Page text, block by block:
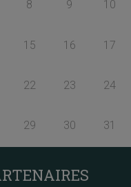
8 9 10
15 16 17
22 23 24
29 30 31